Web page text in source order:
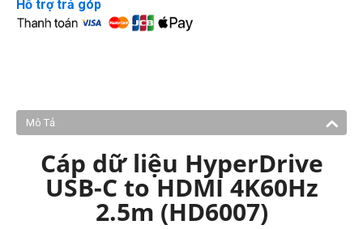
Hỗ trợ trả góp
Mô Tả
Cáp dữ liệu HyperDrive
USB-C to HDMI 4K60Hz
2.5m (HD6007)